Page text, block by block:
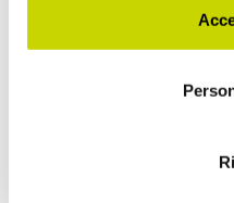
sull'icona di attivazione
raccogliere
Identificare il tuo
I have read and accept